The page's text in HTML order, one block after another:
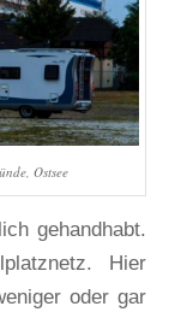
Ostsee
gehandhabt.
Hier
oder gar